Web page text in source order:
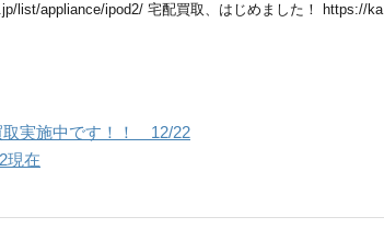
list/appliance/ipod2/ 宅配買取、はじめました！ https://ka
取実施中です！！ 12/22
現在